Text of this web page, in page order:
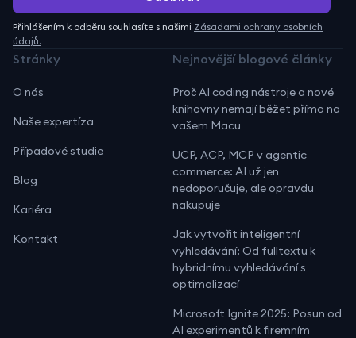
Přihlášením k odběru souhlasíte s našimi Zásadami ochrany osobních
údajů.
Stránky
O nás
Naše expertíza
Případové studie
Blog
Kariéra
Kontakt
Nejnovější blogové články
Proč AI coding nástroje a nové
knihovny nemají běžet přímo na
vašem Macu
UCP, ACP, MCP v agentic
commerce: AI už jen
nedoporučuje, ale opravdu
nakupuje
Jak vytvořit inteligentní
vyhledávání: Od fulltextu k
hybridnímu vyhledávání s
optimalizací
Microsoft Ignite 2025: Posun od
AI experimentů k firemním